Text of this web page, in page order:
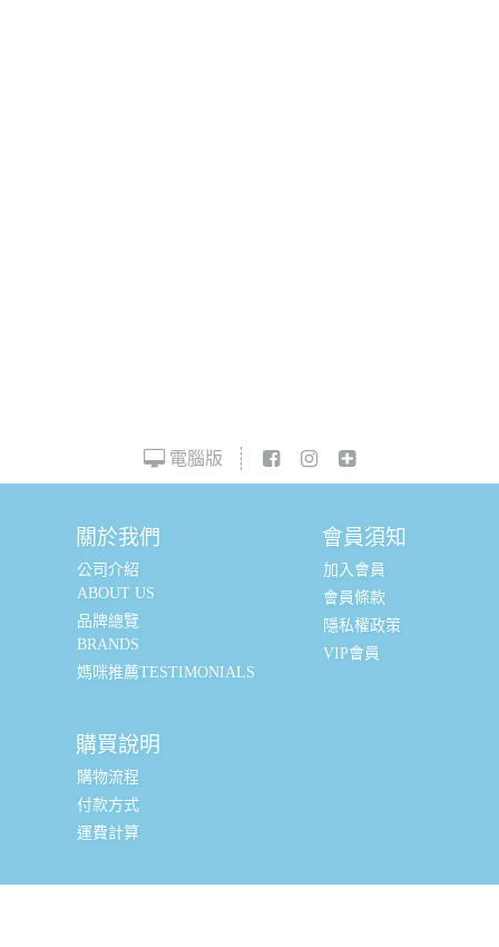
電腦版
關於我們
公司介紹
ABOUT US
品牌總覽
BRANDS
媽咪推薦TESTIMONIALS
會員須知
加入會員
會員條款
隱私權政策
VIP會員
購買說明
購物流程
付款方式
運費計算